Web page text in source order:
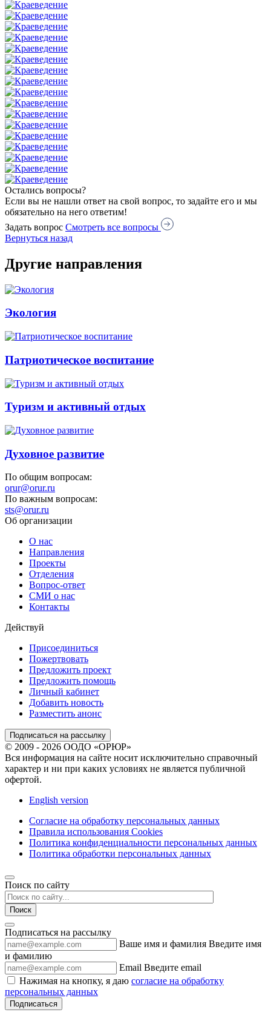
Остались вопросы?
Если вы не нашли ответ на свой вопрос, то задайте его и мы
обязательно на него ответим!
Задать вопрос Смотреть все вопросы
Вернуться назад
Другие направления
Экология
Патриотическое воспитание
Туризм и активный отдых
Духовное развитие
По общим вопросам:
orur@orur.ru
По важным вопросам:
sts@orur.ru
Об организации
О нас
Направления
Проекты
Отделения
Вопрос-ответ
СМИ о нас
Контакты
Действуй
Присоединиться
Пожертвовать
Предложить проект
Предложить помощь
Личный кабинет
Добавить новость
Разместить анонс
Подписаться на рассылку
© 2009 - 2026 ООДО «ОРЮР»
Вся информация на сайте носит исключительно справочный
характер и ни при каких условиях не является публичной
офертой.
English version
Согласие на обработку персональных данных
Правила использования Cookies
Политика конфиденциальности персональных данных
Политика обработки персональных данных
Поиск по сайту
Поиск
Подписаться на рассылку
Ваше имя и фамилия Введите имя
и фамилию
Email Введите email
Нажимая на кнопку, я даю согласие на обработку
персональных данных
Подписаться